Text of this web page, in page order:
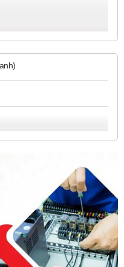
1/2 sở hữu nhiều
việc lắp đặt trong
tự động hóa, dây
và thiết bịkhí nén
ưu điểm có thể kể